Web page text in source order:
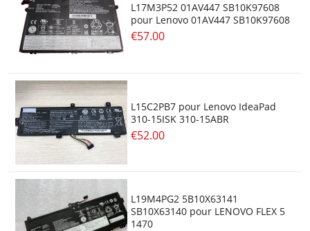
L17M3P52 01AV447 SB10K97608
pour Lenovo 01AV447 SB10K97608
€57.00
L15C2PB7 pour Lenovo IdeaPad
310-15ISK 310-15ABR
€52.00
L19M4PG2 5B10X63141
SB10X63140 pour LENOVO FLEX 5
1470